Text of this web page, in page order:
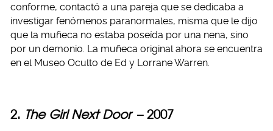
conforme, contactó a una pareja que se dedicaba a
investigar fenómenos paranormales, misma que le dijo
que la muñeca no estaba poseída por una nena, sino
por un demonio. La muñeca original ahora se encuentra
en el Museo Oculto de Ed y Lorrane Warren.
2. The Girl Next Door– 2007